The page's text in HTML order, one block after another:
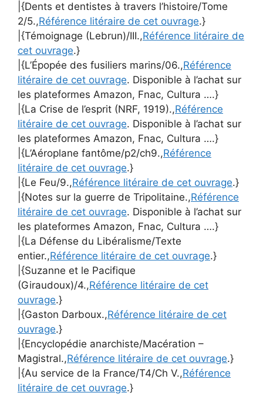
|{Dents et dentistes à travers l’histoire/Tome
2/5.,Référence litéraire de cet ouvrage.}
|{Témoignage (Lebrun)/III.,Référence litéraire de
cet ouvrage.}
|{L’Épopée des fusiliers marins/06.,Référence
litéraire de cet ouvrage. Disponible à l’achat sur
les plateformes Amazon, Fnac, Cultura ….}
|{La Crise de l’esprit (NRF, 1919).,Référence
litéraire de cet ouvrage. Disponible à l’achat sur
les plateformes Amazon, Fnac, Cultura ….}
|{L’Aéroplane fantôme/p2/ch9.,Référence
litéraire de cet ouvrage.}
|{Le Feu/9.,Référence litéraire de cet ouvrage.}
|{Notes sur la guerre de Tripolitaine.,Référence
litéraire de cet ouvrage. Disponible à l’achat sur
les plateformes Amazon, Fnac, Cultura ….}
|{La Défense du Libéralisme/Texte
entier.,Référence litéraire de cet ouvrage.}
|{Suzanne et le Pacifique
(Giraudoux)/4.,Référence litéraire de cet
ouvrage.}
|{Gaston Darboux.,Référence litéraire de cet
ouvrage.}
|{Encyclopédie anarchiste/Macération –
Magistral.,Référence litéraire de cet ouvrage.}
|{Au service de la France/T4/Ch V.,Référence
litéraire de cet ouvrage.}